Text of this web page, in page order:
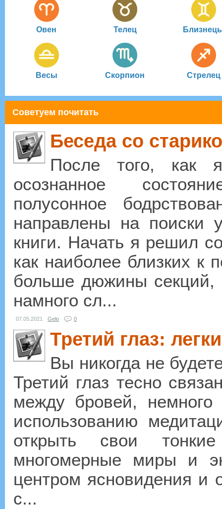
Овен Телец
Весы Скорпион Стрелец
Советуем почитать
Беседа со
После того, как
осознанное
полусонное
направлены на поиски
книги. Начать я решил
как наиболее близких к
больше дюжины секций,
намного сл...
07.05.2021 Gelo 0
Третий глаз:
Вы никогда не
Третий глаз тесно
между бровей,
использованию
открыть свои
многомерные миры и
центром ясновидения и
с...